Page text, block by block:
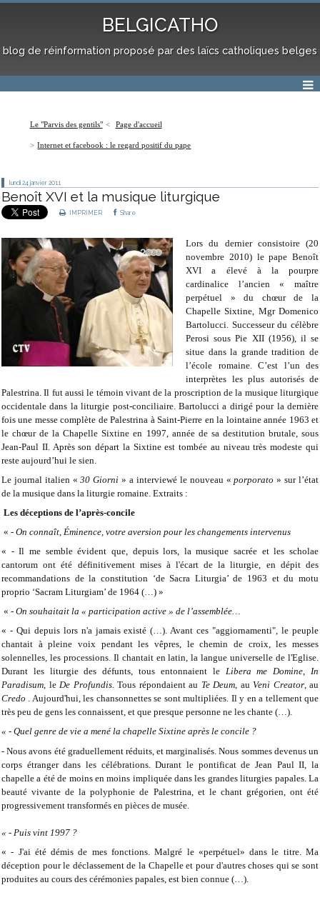
BELGICATHO
blog de réinformation proposé par des laïcs catholiques belges
Le "Parvis des gentils" Page d'accueil
Internet et facebook : le regard positif du pape
lundi 24 janvier 2011
Benoît XVI et la musique liturgique
IMPRIMER Share
Lors du dernier consistoire (20
novembre 2010) le pape Benoît
XVI a élevé à la pourpre
cardinalice l’ancien « maître
perpétuel » du chœur de la
Chapelle Sixtine, Mgr Domenico
Bartolucci. Successeur du célèbre
Perosi sous Pie XII (1956), il se
situe dans la grande tradition de
l’école romaine. C’est l’un des
interprètes les plus autorisés de
Palestrina. Il fut aussi le témoin vivant de la proscription de la musique liturgique
occidentale dans la liturgie post-conciliaire. Bartolucci a dirigé pour la dernière
fois une messe complète de Palestrina à Saint-Pierre en la lointaine année 1963 et
le chœur de la Chapelle Sixtine en 1997, année de sa destitution brutale, sous
Jean-Paul II. Après son départ la Sixtine est tombée au niveau très modeste qui
reste aujourd’hui le sien.
Le journal italien «30 Giorni » a interviewé le nouveau «porporato » sur l’état
de la musique dans la liturgie romaine. Extraits :
Les déceptions de l’après-concile
« - On connaît, Éminence, votre aversion pour les changements intervenus
« - Il me semble évident que, depuis lors, la musique sacrée et les scholae
cantorum ont été définitivement mises à l'écart de la liturgie, en dépit des
recommandations de la constitution ‘de Sacra Liturgia’ de 1963 et du motu
proprio ‘Sacram Liturgiam’ de 1964 (…) »
« - On souhaitait la « participation active » de l’assemblée…
« - Qui depuis lors n'a jamais existé (…). Avant ces "aggiornamenti", le peuple
chantait à pleine voix pendant les vêpres, le chemin de croix, les messes
solennelles, les processions. Il chantait en latin, la langue universelle de l'Eglise.
Durant les liturgie des défunts, tous entonnaient le Libera me Domine,In
Paradisum, le De Profundis. Tous répondaient au Te Deum, au Veni Creator, au
Credo . Aujourd'hui, les chansonnettes se sont multipliées. Il y en a tellement que
très peu de gens les connaissent, et que presque personne ne les chante (…).
« - Quel genre de vie a mené la chapelle Sixtine après le concile ?
- Nous avons été graduellement réduits, et marginalisés. Nous sommes devenus un
corps étranger dans les célébrations. Durant le pontificat de Jean Paul II, la
chapelle a été de moins en moins impliquée dans les grandes liturgies papales. La
beauté vivante de la polyphonie de Palestrina, et le chant grégorien, ont été
progressivement transformés en pièces de musée.
« - Puis vint 1997 ?
« - J'ai été démis de mes fonctions. Malgré le «perpétuel» dans le titre. Ma
déception pour le déclassement de la Chapelle et pour d'autres choses qui se sont
produites au cours des cérémonies papales, est bien connue (…).